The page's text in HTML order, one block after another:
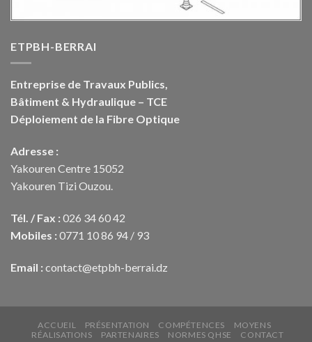
ETPBH-BERRAI
Entreprise de Travaux Publics,
Bâtiment & Hydraulique – TCE
Déploiement de la Fibre Optique
Adresse :
Yakouren Centre 15052
Yakouren Tizi Ouzou.
Tél. / Fax : 026 34 60 42
Mobiles : 0771 10 86 94 / 93
Email : contact@etpbh-berrai.dz
ACCUEIL PRÉSENTATION COMPÉTENCES
MOYENS
RÉALISATIONS
PARTENAIRES NORMES QHSE CONTACT